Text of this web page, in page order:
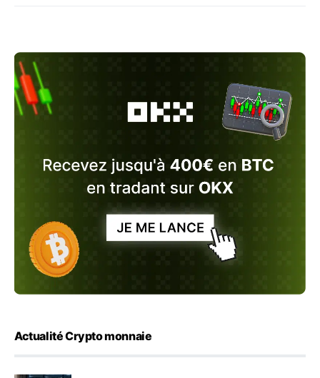
Actualité Crypto monnaie